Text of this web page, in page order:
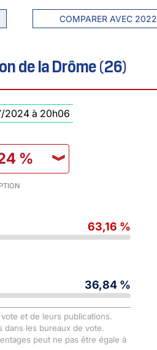
COMPARER AVEC 2022
de la Drôme (26)
2024 à 20h06
% ︾
63,16 %
36,84 %
et de leurs publications.
les bureaux de vote.
peut ne pas être égale à